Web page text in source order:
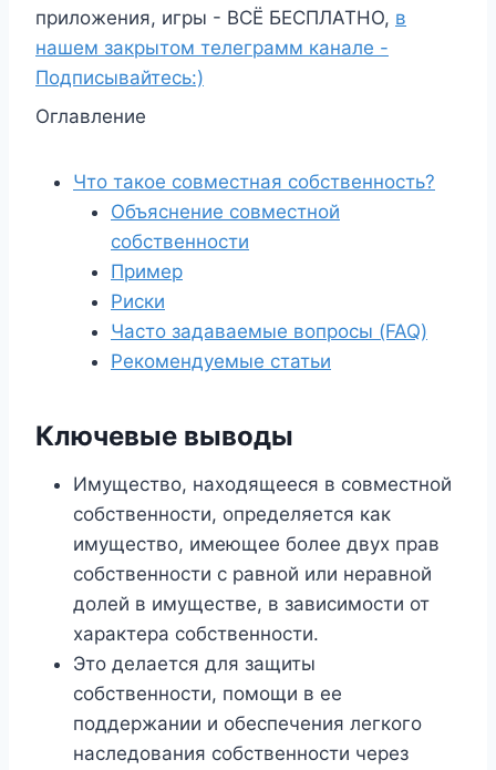
приложения, игры - ВСЁ БЕСПЛАТНО, в
нашем закрытом телеграмм канале -
Подписывайтесь:)
Оглавление
Что такое совместная собственность?
Объяснение совместной
собственности
Пример
Риски
Часто задаваемые вопросы (FAQ)
Рекомендуемые статьи
Ключевые выводы
Имущество, находящееся в совместной
собственности, определяется как
имущество, имеющее более двух прав
собственности с равной или неравной
долей в имуществе, в зависимости от
характера собственности.
Это делается для защиты
собственности, помощи в ее
поддержании и обеспечения легкого
наследования собственности через